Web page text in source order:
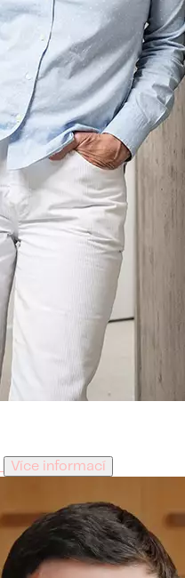
Více informací